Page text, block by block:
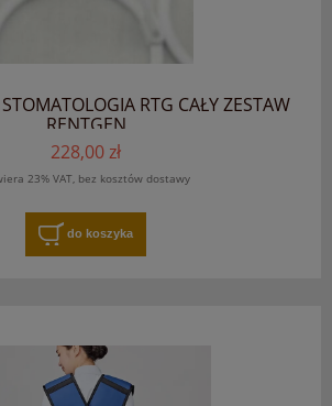
RTG CAŁY ZESTAW
RENTGEN
228,00 zł
23% VAT, bez kosztów dostawy
do koszyka